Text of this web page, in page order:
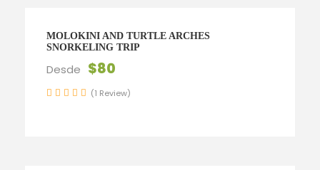
MOLOKINI AND TURTLE ARCHES
SNORKELING TRIP
Desde $80
(1 Review)